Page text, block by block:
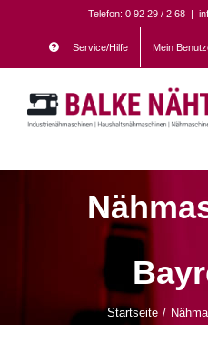
content
Telefon: 0 92 29 / 2 68 |
Service/Hilfe Mein
Startseite